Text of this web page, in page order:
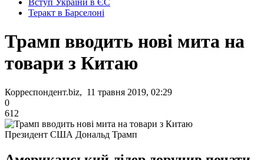
Вступ України в ЄС
Теракт в Барселоні
Трамп вводить нові мита на
товари з Китаю
Корреспондент.biz, 11 травня 2019, 02:29
0
612
Президент США Дональд Трамп